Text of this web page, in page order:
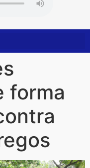
forma